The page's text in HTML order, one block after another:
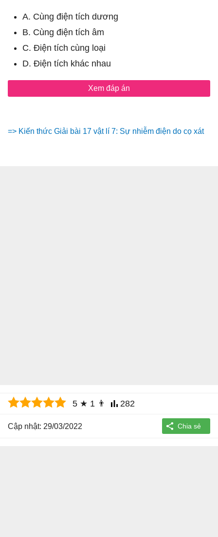
A. Cùng điện tích dương
B. Cùng điện tích âm
C. Điện tích cùng loại
D. Điện tích khác nhau
Xem đáp án
=> Kiến thức Giải bài 17 vật lí 7: Sự nhiễm điện do cọ xát
5 ★ 1 👨 282
Cập nhật: 29/03/2022